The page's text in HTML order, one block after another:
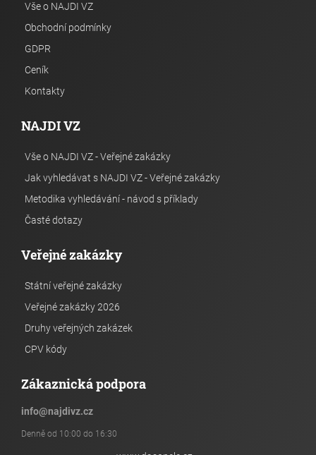
Vše o NAJDI VZ
Obchodní podmínky
GDPR
Ceník
Kontakty
NAJDI VZ
Vše o NAJDI VZ - Veřejné zakázky
Jak vyhledávat s NAJDI VZ - Veřejné zakázky
Metodika vyhledávání - návod s příklady
Časté dotazy
Veřejné zakázky
Státní veřejné zakázky
Veřejné zakázky 2026
Druhy veřejných zakázek
CPV kódy
Zákaznická podpora
info@najdivz.cz
Denně od 10:00 do 16:30